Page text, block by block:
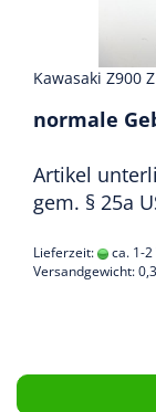
Kawasaki Z900
Artikel
gem. § 25a
Lieferzeit:
ca. 1-2
Versandgewicht:0,3